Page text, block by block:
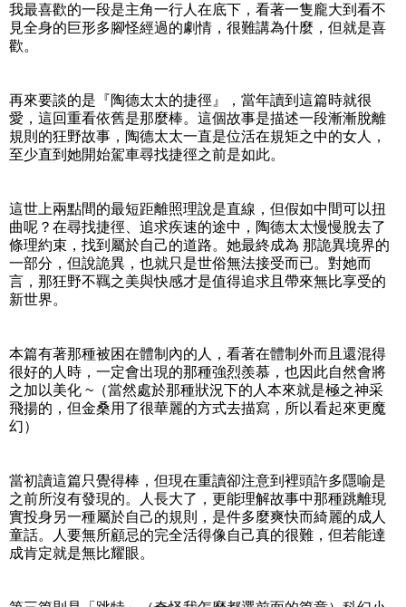
我最喜歡的一段是主角一行人在底下，看著一隻龐大到看不
見全身的巨形多腳怪經過的劇情，很難講為什麼，但就是喜
歡。
再來要談的是『陶德太太的捷徑』，當年讀到這篇時就很
愛，這回重看依舊是那麼棒。這個故事是描述一段漸漸脫離
規則的狂野故事，陶德太太一直是位活在規矩之中的女人，
至少直到她開始駕車尋找捷徑之前是如此。
這世上兩點間的最短距離照理說是直線，但假如中間可以扭
曲呢？在尋找捷徑、追求疾速的途中，陶德太太慢慢脫去了
條理約束，找到屬於自己的道路。她最終成為 那詭異境界的
一部分，但說詭異，也就只是世俗無法接受而已。對她而
言，那狂野不羈之美與快感才是值得追求且帶來無比享受的
新世界。
本篇有著那種被困在體制內的人，看著在體制外而且還混得
很好的人時，一定會出現的那種強烈羨慕，也因此自然會將
之加以美化 ~（當然處於那種狀況下的人本來就是極之神采
飛揚的，但金桑用了很華麗的方式去描寫，所以看起來更魔
幻）
當初讀這篇只覺得棒，但現在重讀卻注意到裡頭許多隱喻是
之前所沒有發現的。人長大了，更能理解故事中那種跳離現
實投身另一種屬於自己的規則，是件多麼爽快而綺麗的成人
童話。人要無所顧忌的完全活得像自己真的很難，但若能達
成肯定就是無比耀眼。